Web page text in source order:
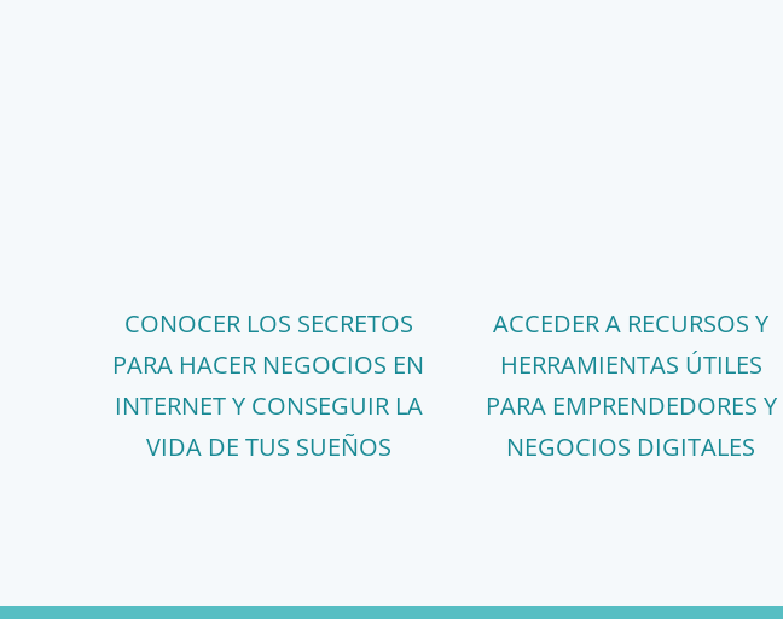
CONOCER LOS SECRETOS
PARA HACER NEGOCIOS EN
INTERNET Y CONSEGUIR LA
VIDA DE TUS SUEÑOS
ACCEDER A RECURSOS Y
HERRAMIENTAS ÚTILES
PARA EMPRENDEDORES Y
NEGOCIOS DIGITALES